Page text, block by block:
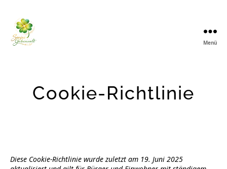
Menü
Cookie-Richtlinie
Diese Cookie-Richtlinie wurde zuletzt am 19. Juni 2025